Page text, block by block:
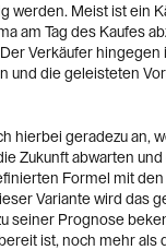
werden. Meist ist ein
am Tag des Kaufes
Verkäufer hingegen
und die geleisteten
hierbei geradezu an,
Zukunft abwarten
Formel mit
Variante wird das
seiner Prognose
ist, noch mehr als